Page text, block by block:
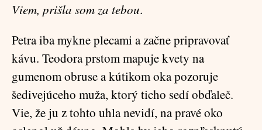
Viem, prišla som za tebou.
Petra iba mykne plecami a začne pripravovať
kávu. Teodora prstom mapuje kvety na
gumenom obruse a kútikom oka pozoruje
šedivejúceho muža, ktorý ticho sedí obďaleč.
Vie, že ju z tohto uhla nevidí, na pravé oko